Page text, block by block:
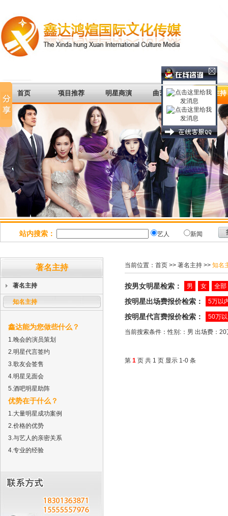
首页 项目推荐 明星商演 曲艺杂谈 著名主持
站内搜索： 艺人 新闻
著名主持
著名主持
知名主持
鑫达能为您做些什么？
1.晚会的演员策划
2.明星代言签约
3.歌友会签售
4.明星见面会
5.酒吧明星助阵
优势在于什么？
1.大量明星成功案例
2.价格的优势
3.与艺人的亲密关系
4.专业的经验
当前位置： 首页 >> 著名主持 >> 知名
按男女明星检索： 男 女 全部
按明星出场费报价检索： 5万以
按明星代言费报价检索： 50万
当前搜索条件：性别:：男 出场费：
第 1 页 共 1 页 显示 1-0 条